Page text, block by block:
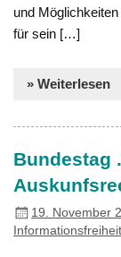
und
für sein […]
» Weiterlesen
Bundestag
19. November
Informationsfreiheit